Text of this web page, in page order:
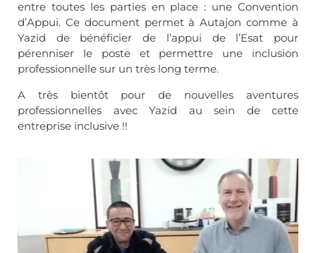
entre toutes les parties en place : une Convention
d’Appui. Ce document permet à Autajon comme à
Yazid de bénéficier de l’appui de l’Esat pour
pérenniser le poste et permettre une inclusion
professionnelle sur un très long terme.
A très bientôt pour de nouvelles aventures
professionnelles avec Yazid au sein de cette
entreprise inclusive !!